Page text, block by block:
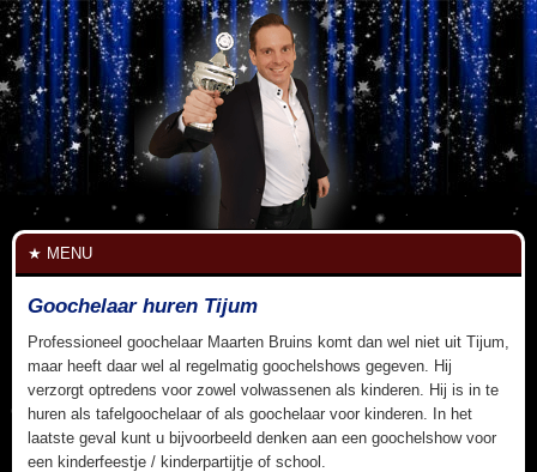
MENU
Goochelaar huren Tijum
Professioneel goochelaar Maarten Bruins komt dan wel niet uit Tijum,
maar heeft daar wel al regelmatig goochelshows gegeven. Hij
verzorgt optredens voor zowel volwassenen als kinderen. Hij is in te
huren als tafelgoochelaar of als goochelaar voor kinderen. In het
laatste geval kunt u bijvoorbeeld denken aan een goochelshow voor
een kinderfeestje / kinderpartijtje of school.